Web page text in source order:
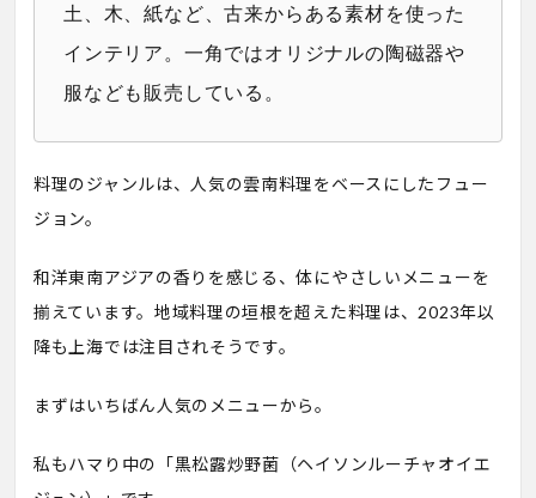
土、木、紙など、古来からある素材を使った
インテリア。一角ではオリジナルの陶磁器や
服なども販売している。
料理のジャンルは、人気の雲南料理をベースにしたフュー
ジョン。
和洋東南アジアの香りを感じる、体にやさしいメニューを
揃えています。地域料理の垣根を超えた料理は、2023年以
降も上海では注目されそうです。
まずはいちばん人気のメニューから。
私もハマり中の「黒松露炒野菌（ヘイソンルーチャオイエ